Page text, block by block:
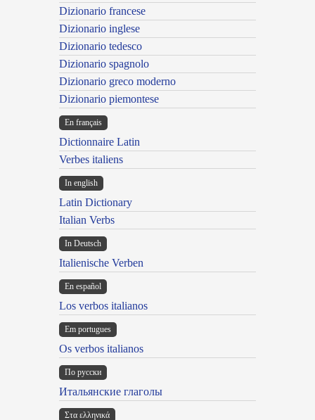
Dizionario francese
Dizionario inglese
Dizionario tedesco
Dizionario spagnolo
Dizionario greco moderno
Dizionario piemontese
En français
Dictionnaire Latin
Verbes italiens
In english
Latin Dictionary
Italian Verbs
In Deutsch
Italienische Verben
En español
Los verbos italianos
Em portugues
Os verbos italianos
По русски
Итальянские глаголы
Στα ελληνικά